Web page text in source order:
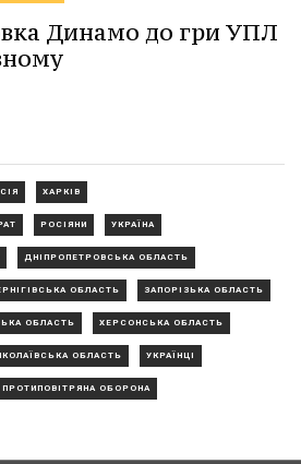
Динамо до гри УПЛ
ХАРКІВ
РОСІЯНИ УКРАЇНА
ДНІПРОПЕТРОВСЬКА ОБЛАСТЬ
ОБЛАСТЬ ЗАПОРІЗЬКА ОБЛАСТЬ
ОБЛАСТЬ ХЕРСОНСЬКА ОБЛАСТЬ
ОБЛАСТЬ УКРАЇНЦІ
ПРОТИПОВІТРЯНА ОБОРОНА